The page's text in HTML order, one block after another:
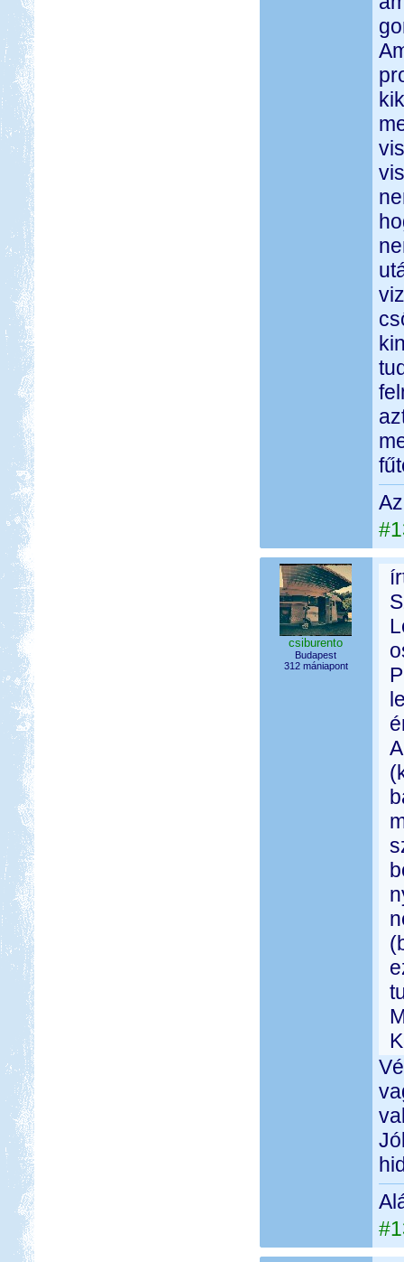
csiburento
Budapest
312 mániapont